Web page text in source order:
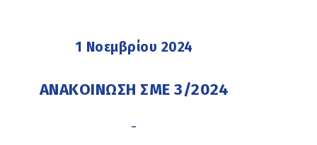
1 Νοεμβρίου 2024
ΑΝΑΚΟΙΝΩΣΗ ΣΜΕ 3/2024
-